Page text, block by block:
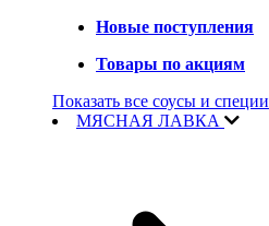
Новые поступления
Товары по акциям
Показать все соусы и специи
МЯСНАЯ ЛАВКА